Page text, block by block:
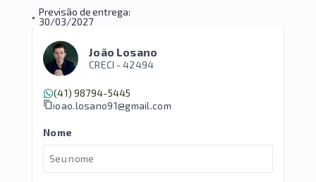
• Previsão de entrega:
30/03/2027
João Losano
CRECI -42494
(41) 98794-5445
joao.losano91@gmail.com
Nome